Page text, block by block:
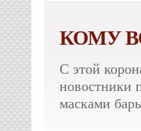
КОМУ
С этой
новостники
масками